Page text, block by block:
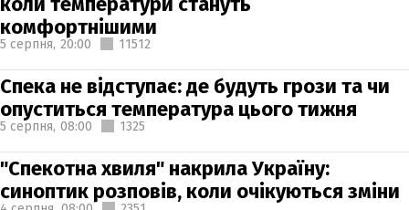
комфортнішими
5 серпня, 20:00 11512
Спека не відступає: де будуть грози та чи
опуститься температура цього тижня
5 серпня, 08:00 1325
"Спекотна хвиля" накрила Україну:
синоптик розповів, коли очікуються зміни